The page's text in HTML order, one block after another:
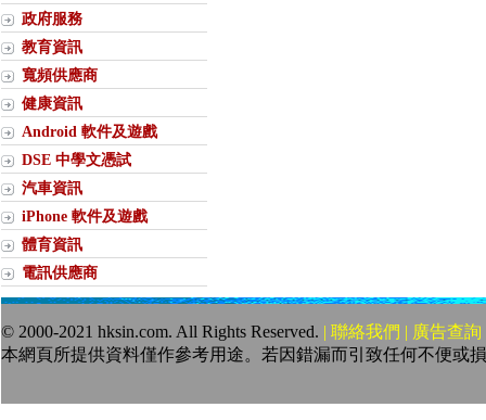
政府服務
教育資訊
寬頻供應商
健康資訊
Android 軟件及遊戲
DSE 中學文憑試
汽車資訊
iPhone 軟件及遊戲
體育資訊
電訊供應商
© 2000-2021 hksin.com. All Rights Reserved. | 聯絡我們 | 廣告查詢
本網頁所提供資料僅作參考用途。若因錯漏而引致任何不便或